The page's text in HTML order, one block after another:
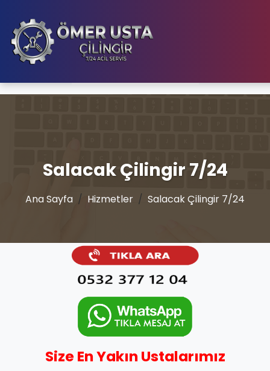
Salacak Çilingir 7/24
Ana Sayfa Hizmetler Salacak Çilingir 7/24
Size En Yakın Ustalarımız